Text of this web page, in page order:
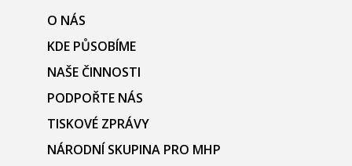
O NÁS
KDE PŮSOBÍME
NAŠE ČINNOSTI
PODPOŘTE NÁS
TISKOVÉ ZPRÁVY
NÁRODNÍ SKUPINA PRO MHP